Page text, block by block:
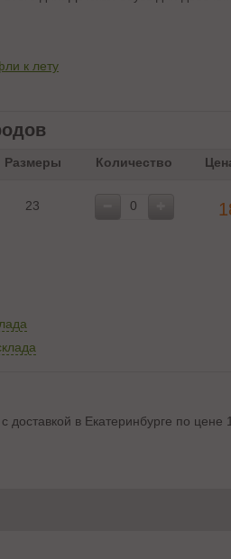
к лету
Размеры Количество
23
доставкой в Екатеринбурге по цене